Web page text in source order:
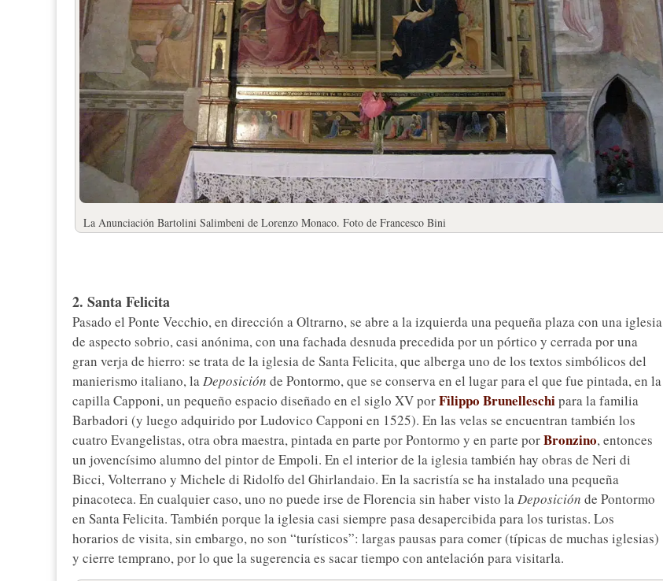
La Anunciación Bartolini Salimbeni de Lorenzo Monaco. Foto de Francesco Bini
2. Santa Felicita
Pasado el Ponte Vecchio, en dirección a Oltrarno, se abre a la izquierda una pequeña plaza con una iglesia
de aspecto sobrio, casi anónima, con una fachada desnuda precedida por un pórtico y cerrada por una
gran verja de hierro: se trata de la iglesia de Santa Felicita, que alberga uno de los textos simbólicos del
manierismo italiano, laDeposición de Pontormo, que se conserva en el lugar para el que fue pintada, en la
capilla Capponi, un pequeño espacio diseñado en el siglo XV porFilippo Brunelleschipara la familia
Barbadori (y luego adquirido por Ludovico Capponi en 1525). En las velas se encuentran también los
cuatro Evangelistas, otra obra maestra, pintada en parte por Pontormo y en parte porBronzino, entonces
un jovencísimo alumno del pintor de Empoli. En el interior de la iglesia también hay obras de Neri di
Bicci, Volterrano y Michele di Ridolfo del Ghirlandaio. En la sacristía se ha instalado una pequeña
pinacoteca. En cualquier caso, uno no puede irse de Florencia sin haber visto laDeposición de Pontormo
en Santa Felicita. También porque la iglesia casi siempre pasa desapercibida para los turistas. Los
horarios de visita, sin embargo, no son “turísticos”: largas pausas para comer (típicas de muchas iglesias)
y cierre temprano, por lo que la sugerencia es sacar tiempo con antelación para visitarla.